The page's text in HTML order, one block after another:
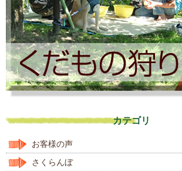
カテゴリ
お客様の声
さくらんぼ